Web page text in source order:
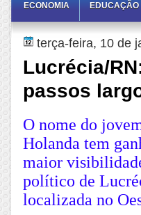
ECONOMIA EDUCAÇÃO
terça-feira, 10 de
Lucrécia/
passos
O nome do
Holanda tem
maior
político de
localizada no